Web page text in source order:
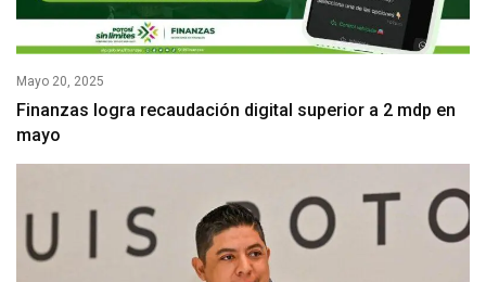
Mayo 20, 2025
Finanzas logra recaudación digital superior a 2 mdp en
mayo